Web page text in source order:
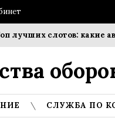
лучших слотов: какие
СЛУЖБА ПО